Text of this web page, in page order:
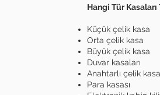
Hangi Tür Kasaları
Küçük çelik kasa
Orta çelik kasa
Büyük çelik kasa
Duvar kasaları
Anahtarlı çelik kasa
Para kasası